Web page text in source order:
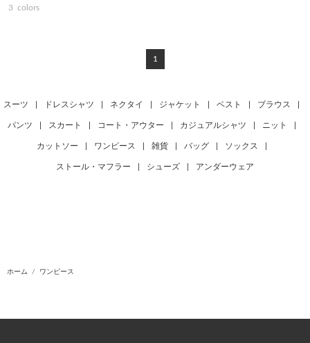
3 colors
1
スーツ ドレスシャツ ネクタイ ジャケット ベスト ブラウス
パンツ スカート コート・アウター カジュアルシャツ ニット
カットソー ワンピース 雑貨 バッグ ソックス
ストール・マフラー シューズ アンダーウェア
ホーム ワンピース